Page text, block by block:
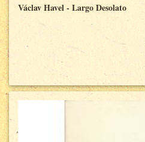
Václav Havel - Largo Desolato